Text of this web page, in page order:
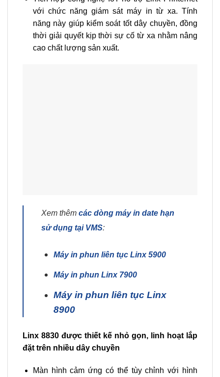
với chức năng giám sát máy in từ xa. Tính
năng này giúp kiểm soát tốt dây chuyền, đồng
thời giải quyết kịp thời sự cố từ xa nhằm nâng
cao chất lượng sản xuất.
Xem thêm các dòng máy in date hạn
sử dụng tại VMS:
Máy in phun liên tục Linx 5900
Máy in phun Linx 7900
Máy in phun liên tục Linx
8900
Linx 8830 được thiết kế nhỏ gọn, linh hoạt lắp
đặt trên nhiều dây chuyền
Màn hình cảm ứng có thể tùy chỉnh với hình